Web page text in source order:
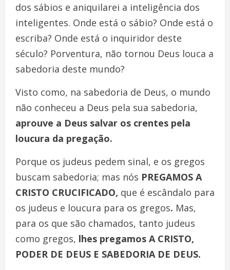
dos sábios e aniquilarei a inteligência dos
inteligentes. Onde está o sábio? Onde está o
escriba? Onde está o inquiridor deste
século? Porventura, não tornou Deus louca a
sabedoria deste mundo?
Visto como, na sabedoria de Deus, o mundo
não conheceu a Deus pela sua sabedoria,
aprouve a Deus salvar os crentes pela
loucura da pregação.
Porque os judeus pedem sinal, e os gregos
buscam sabedoria; mas nós PREGAMOS A
CRISTO CRUCIFICADO, que é escândalo para
os judeus e loucura para os gregos. Mas,
para os que são chamados, tanto judeus
como gregos, lhes pregamos A CRISTO,
PODER DE DEUS E SABEDORIA DE DEUS.